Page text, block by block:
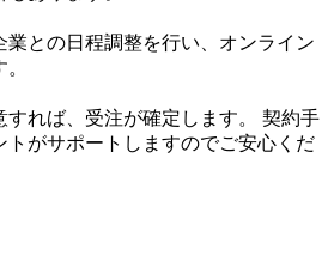
業との日程調整を行い、オンライン
すれば、受注が確定します。 契約手
トがサポートしますのでご安心くだ